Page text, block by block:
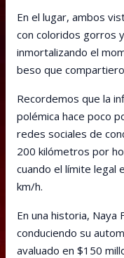
En el lugar, ambos
con coloridos gorros
inmortalizando el
beso que
Recordemos que la
polémica hace poco
redes sociales de
200 kilómetros por
cuando el límite legal
km/h.
En una historia, Naya
conduciendo su
avaluado en $150